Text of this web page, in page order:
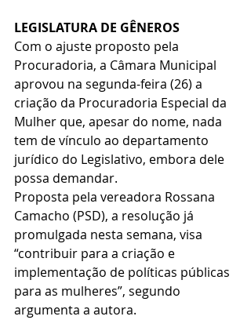
LEGISLATURA DE GÊNEROS
Com o ajuste proposto pela
Procuradoria, a Câmara Municipal
aprovou na segunda-feira (26) a
criação da Procuradoria Especial da
Mulher que, apesar do nome, nada
tem de vínculo ao departamento
jurídico do Legislativo, embora dele
possa demandar.
Proposta pela vereadora Rossana
Camacho (PSD), a resolução já
promulgada nesta semana, visa
“contribuir para a criação e
implementação de políticas públicas
para as mulheres”, segundo
argumenta a autora.